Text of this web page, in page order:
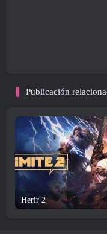
Publicación
Herir 2